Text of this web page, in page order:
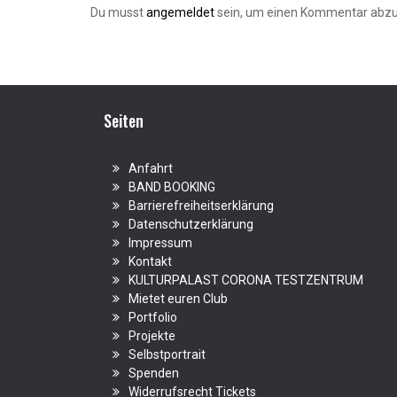
Du musstangemeldetsein, um einen Kommentar
Seiten
Anfahrt
BAND BOOKING
Barrierefreiheitserklärung
Datenschutzerklärung
Impressum
Kontakt
KULTURPALAST CORONA TESTZENTRUM
Mietet euren Club
Portfolio
Projekte
Selbstportrait
Spenden
Widerrufsrecht Tickets